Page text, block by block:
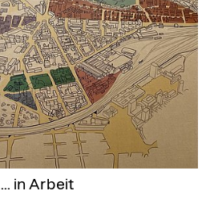
in Arbeit